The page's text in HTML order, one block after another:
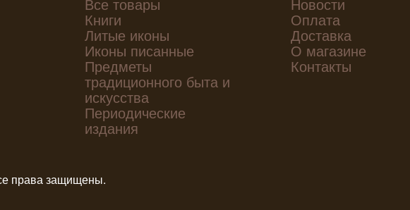
Книги
Литые иконы
Иконы писанные
Предметы
традиционного быта и
искусства
Периодические
издания
Оплата
Доставка
О магазине
Контакты
права защищены.